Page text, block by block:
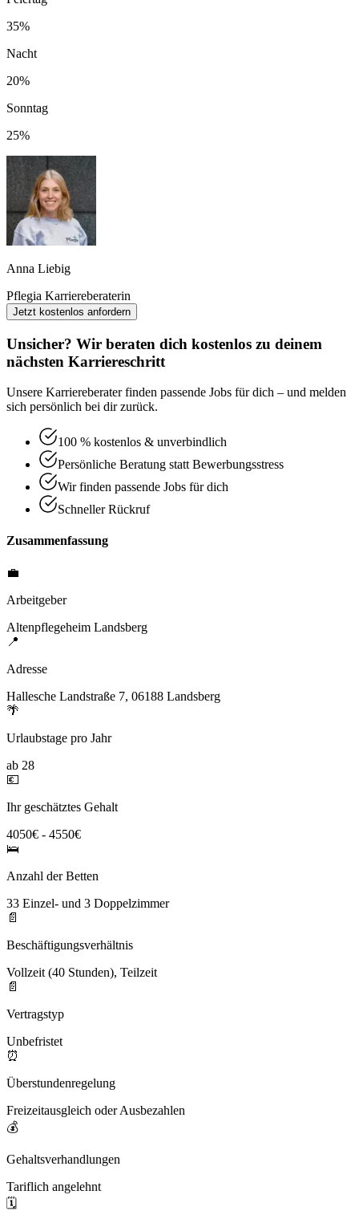
35%
Nacht
20%
Sonntag
25%
Anna Liebig
Pflegia Karriereberaterin
Jetzt kostenlos anfordern
Unsicher? Wir beraten dich kostenlos zu deinem
nächsten Karriereschritt
Unsere Karriereberater finden passende Jobs für dich – und melden
sich persönlich bei dir zurück.
100 % kostenlos & unverbindlich
Persönliche Beratung statt Bewerbungsstress
Wir finden passende Jobs für dich
Schneller Rückruf
Zusammenfassung
💼
Arbeitgeber
Altenpflegeheim Landsberg
📍
Adresse
Hallesche Landstraße 7, 06188 Landsberg
🌴
Urlaubstage pro Jahr
ab 28
💶
Ihr geschätztes Gehalt
4050€ - 4550€
🛌
Anzahl der Betten
33 Einzel- und 3 Doppelzimmer
📄
Beschäftigungsverhältnis
Vollzeit (40 Stunden), Teilzeit
📄
Vertragstyp
Unbefristet
⏰
Überstundenregelung
Freizeitausgleich oder Ausbezahlen
💰
Gehaltsverhandlungen
Tariflich angelehnt
🗓️